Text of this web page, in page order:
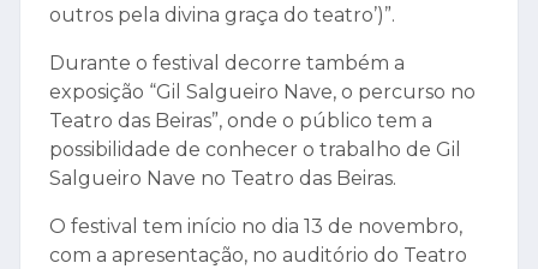
outros pela divina graça do teatro’)”.
Durante o festival decorre também a
exposição “Gil Salgueiro Nave, o percurso no
Teatro das Beiras”, onde o público tem a
possibilidade de conhecer o trabalho de Gil
Salgueiro Nave no Teatro das Beiras.
O festival tem início no dia 13 de novembro,
com a apresentação, no auditório do Teatro